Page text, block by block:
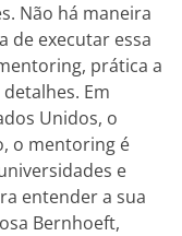
Não há maneira
de executar essa
prática a
Em
Unidos, o
o mentoring é
e
entender a sua
Bernhoeft,